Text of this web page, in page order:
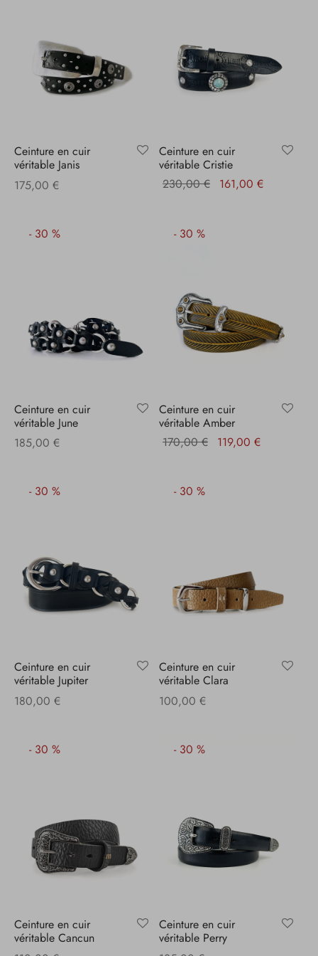
Ceinture en cuir
véritable Janis
175,00 €
Ceinture en cuir
véritable Cristie
230,00€
Le prix
161,00 €
- 30 %
Ceinture en cuir
véritable June
185,00 €
- 30 %
Ceinture en cuir
véritable Amber
170,00€
Le prix
119,00 €
- 30 %
Ceinture en cuir
véritable Jupiter
180,00 €
- 30 %
Ceinture en cuir
véritable Clara
100,00 €
- 30 %
Ceinture en cuir
véritable Cancun
- 30 %
Ceinture en cuir
véritable Perry